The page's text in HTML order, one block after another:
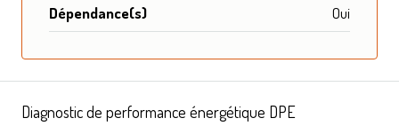
Dépendance(s)
Oui
Diagnostic de performance énergétique DPE